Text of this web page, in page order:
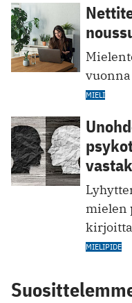
MIELI
mielen
MIELIPIDE